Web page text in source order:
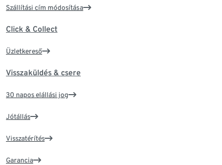
Szállítási cím módosítása
Click & Collect
Üzletkereső
Visszaküldés & csere
30 napos elállási jog
Jótállás
Visszatérítés
Garancia